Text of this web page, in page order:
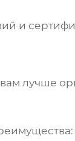
и
лучше